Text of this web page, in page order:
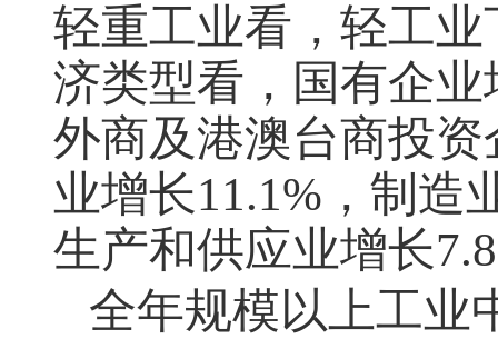
轻重工业看，轻工业
济类型看，国有企业
外商及港澳台商投资
业增长11.1% ，制造
生产和供应业增长
全年规模以上工业